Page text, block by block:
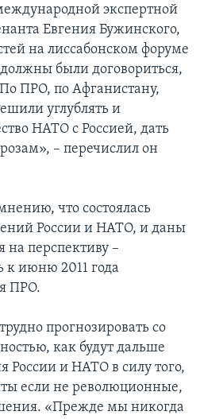
экспертной
Евгения Бужинского,
на лиссабонском форуме
были договориться,
ПРО, по Афганистану,
углублять и
НАТО с Россией, дать
– перечислил он
что состоялась
России и НАТО, и даны
перспективу –
к июню 2011 года
ПРО.
прогнозировать со
как будут дальше
России и НАТО в силу того,
если не революционные,
«Прежде мы никогда